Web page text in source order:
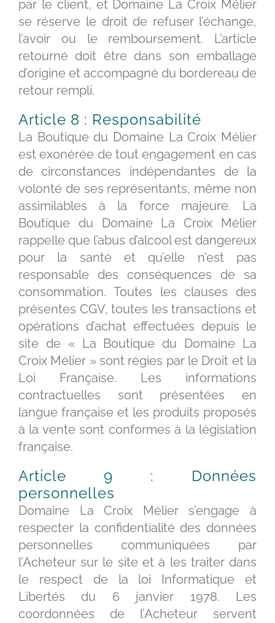
par le client, et Domaine La Croix Mélier
se réserve le droit de refuser l’échange,
l’avoir ou le remboursement. L’article
retourné doit être dans son emballage
d’origine et accompagné du bordereau de
retour rempli.
Article 8 : Responsabilité
La Boutique du Domaine La Croix Mélier
est exonérée de tout engagement en cas
de circonstances indépendantes de la
volonté de ses représentants, même non
assimilables à la force majeure. La
Boutique du Domaine La Croix Mélier
rappelle que l’abus d’alcool est dangereux
pour la santé et qu’elle n’est pas
responsable des conséquences de sa
consommation. Toutes les clauses des
présentes CGV, toutes les transactions et
opérations d’achat effectuées depuis le
site de « La Boutique du Domaine La
Croix Mélier » sont régies par le Droit et la
Loi Française. Les informations
contractuelles sont présentées en
langue française et les produits proposés
à la vente sont conformes à la législation
française.
Article 9 : Données
personnelles
Domaine La Croix Mélier s’engage à
respecter la confidentialité des données
personnelles communiquées par
l’Acheteur sur le site et à les traiter dans
le respect de la loi Informatique et
Libertés du 6 janvier 1978. Les
coordonnées de l’Acheteur servent